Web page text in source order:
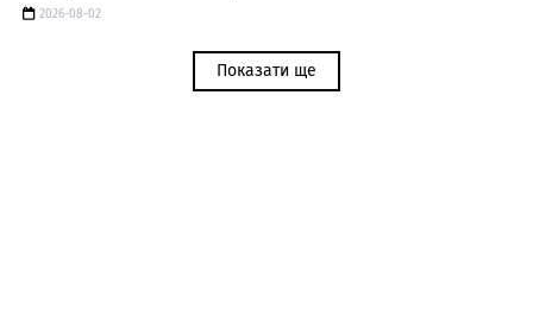
2026-08-02
Показати ще